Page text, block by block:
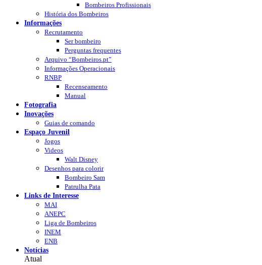
Bombeiros Profissionais
História dos Bombeiros
Informações
Recrutamento
Ser bombeiro
Perguntas frequentes
Arquivo “Bombeiros.pt”
Informações Operacionais
RNBP
Recenseamento
Manual
Fotografia
Inovações
Guias de comando
Espaço Juvenil
Jogos
Videos
Walt Disney
Desenhos para colorir
Bombeiro Sam
Patrulha Pata
Links de Interesse
MAI
ANEPC
Liga de Bombeiros
INEM
ENB
Notícias
Atual